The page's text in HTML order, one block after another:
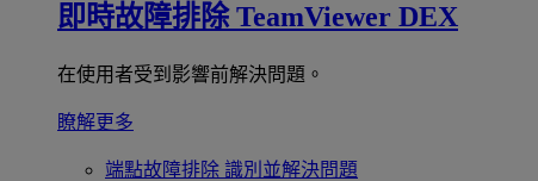
即時故障排除 TeamViewer DEX
在使用者受到影響前解決問題。
瞭解更多
端點故障排除 識別並解決問題